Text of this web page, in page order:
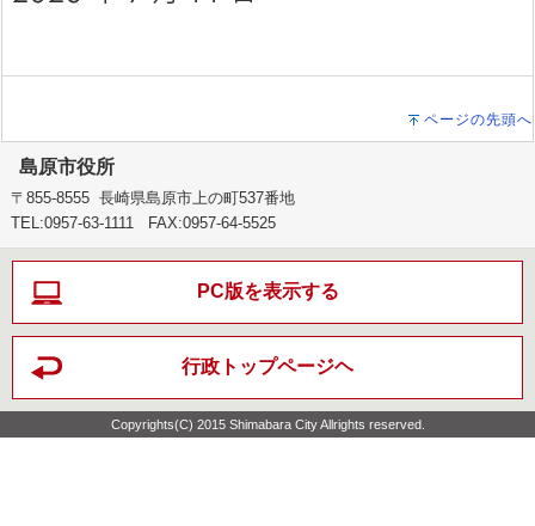
ページの先頭へ
島原市役所
〒855-8555 長崎県島原市上の町537番地
TEL:0957-63-1111 FAX:0957-64-5525
PC版を表示する
行政トップページヘ
Copyrights(C) 2015 Shimabara City Allrights reserved.